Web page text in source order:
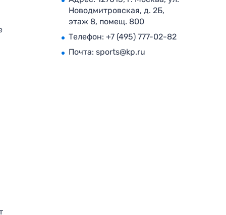
Новодмитровская, д. 2Б,
этаж 8, помещ. 800
Телефон: +7 (495) 777-02-82
Почта: sports@kp.ru